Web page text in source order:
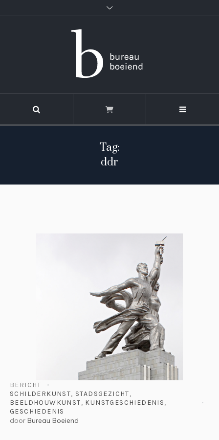
Tag:
ddr
BERICHT
SCHILDERKUNST, STADSGEZICHT,
BEELDHOUWKUNST, KUNSTGESCHIEDENIS,
GESCHIEDENIS
door Bureau Boeiend